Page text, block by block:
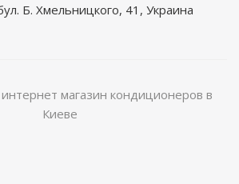
Б. Хмельницкого, 41, Украина
магазин кондиционеров в
Киеве